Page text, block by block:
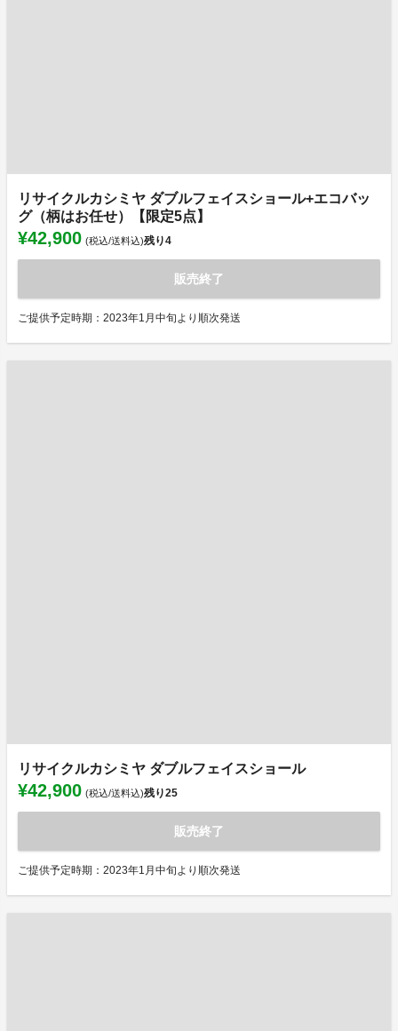
リサイクルカシミヤ ダブルフェイスショール+エコバッ
グ（柄はお任せ）【限定5点】
¥42,900 (税込/送料込)残り4
販売終了
ご提供予定時期：2023年1月中旬より順次発送
リサイクルカシミヤ ダブルフェイスショール
¥42,900 (税込/送料込)残り25
販売終了
ご提供予定時期：2023年1月中旬より順次発送